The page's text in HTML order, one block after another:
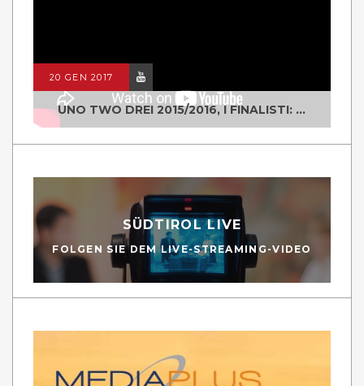
20 GEN 2017
UNO TWO DREI 2015/2016, I FINALISTI: CLASSE IV ALS ISTITUTO "DEGASPERI" BORGO VALSUGANA
SÜDTIROL LIVE
FOLGEN SIE DEM LIVE-STREAMING-VIDEO